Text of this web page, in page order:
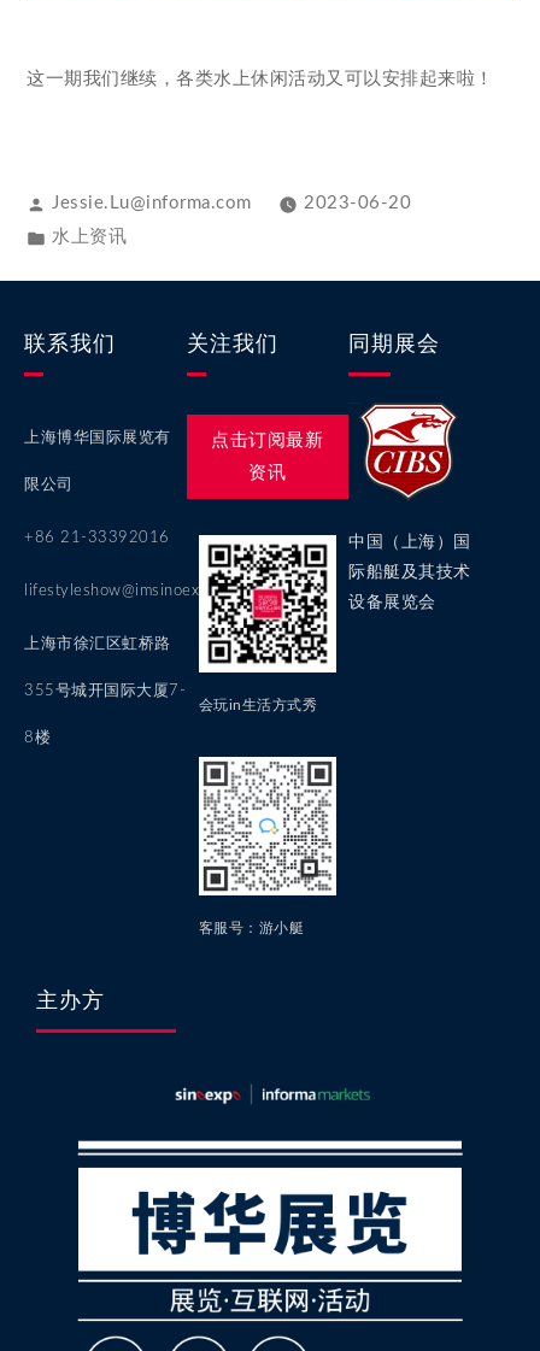
这一期我们继续，各类水上休闲活动又可以安排起来啦！
Jessie.Lu@informa.com
2023-06-20
水上资讯
联系我们
上海博华国际展览有
限公司
+86 21-33392016
lifestyleshow@imsinoexpo.com
上海市徐汇区虹桥路
355号城开国际大厦7-
8楼
关注我们
点击订阅最新
资讯
会玩in生活方式秀
客服号：游小艇
同期展会
中国（上海）国
际船艇及其技术
设备展览会
主办方